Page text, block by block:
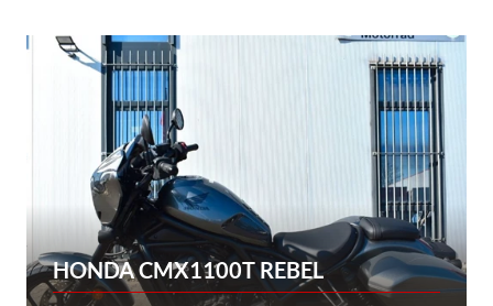
HONDA CMX1100T REBEL